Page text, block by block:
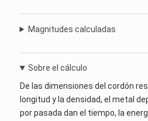
Magnitudes calculadas
Sobre el cálculo
De las dimensiones del cordón
longitud y la densidad, el metal
por pasada dan el tiempo, la